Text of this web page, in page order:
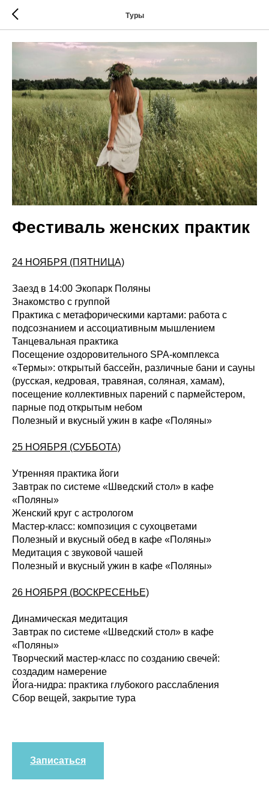
Туры
Фестиваль женских практик
24 НОЯБРЯ (ПЯТНИЦА)
Заезд в 14:00 Экопарк Поляны
Знакомство с группой
Практика с метафорическими картами: работа с
подсознанием и ассоциативным мышлением
Танцевальная практика
Посещение оздоровительного SPA-комплекса
«Термы»: открытый бассейн, различные бани и сауны
(русская, кедровая, травяная, соляная, хамам),
посещение коллективных парений с пармейстером,
парные под открытым небом
Полезный и вкусный ужин в кафе «Поляны»
25 НОЯБРЯ (СУББОТА)
Утренняя практика йоги
Завтрак по системе «Шведский стол» в кафе
«Поляны»
Женский круг с астрологом
Мастер-класс: композиция с сухоцветами
Полезный и вкусный обед в кафе «Поляны»
Медитация с звуковой чашей
Полезный и вкусный ужин в кафе «Поляны»
26 НОЯБРЯ (ВОСКРЕСЕНЬЕ)
Динамическая медитация
Завтрак по системе «Шведский стол» в кафе
«Поляны»
Творческий мастер-класс по созданию свечей:
создадим намерение
Йога-нидра: практика глубокого расслабления
Сбор вещей, закрытие тура
Записаться